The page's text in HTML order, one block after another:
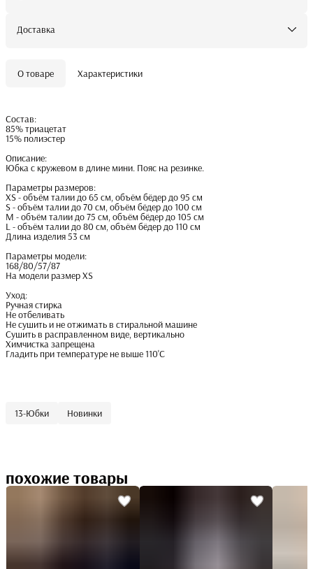
Доставка
О товаре Характеристики
Состав:
85% триацетат
15% полиэстер
Описание:
Юбка с кружевом в длине мини. Пояс на резинке.
Параметры размеров:
XS - объём талии до 65 см, объём бёдер до 95 см
S - объём талии до 70 см, объём бёдер до 100 см
M - объём талии до 75 см, объём бёдер до 105 см
L - объём талии до 80 см, объём бёдер до 110 см
Длина изделия 53 см
Параметры модели:
168/80/57/87
На модели размер XS
Уход:
Ручная стирка
Не отбеливать
Не сушить и не отжимать в стиральной машине
Сушить в расправленном виде, вертикально
Химчистка запрещена
Гладить при температуре не выше 110'С
13-Юбки Новинки
похожие товары